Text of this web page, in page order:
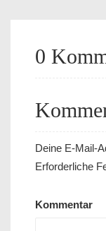
0
Deine E-Mail-
Erforderliche
Kommentar